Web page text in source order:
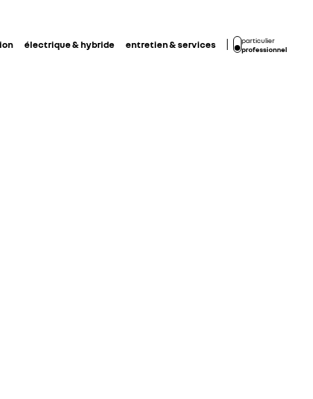
électrique & hybride entretien & services
particulier
professionnel